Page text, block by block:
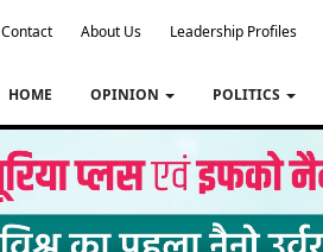
Contact About Us Leadership Profiles
HOME OPINION POLITICS